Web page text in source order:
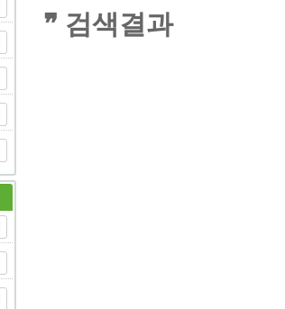
❞ 검색결과